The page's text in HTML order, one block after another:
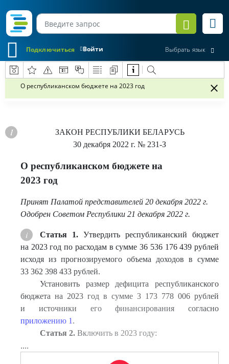
Войти
Подключиться Выбрать язык
О республиканском бюджете на 2023 год
ЗАКОН РЕСПУБЛИКИ БЕЛАРУСЬ
30 декабря 2022 г. № 231-З
О республиканском бюджете на
2023 год
Принят Палатой представителей 20 декабря 2022 г.
Одобрен Советом Республики 21 декабря 2022 г.
Статья 1.Утвердить республиканский бюджет
на 2023 год по расходам в сумме 36 536 176 439 рублей
исходя из прогнозируемого объема доходов в сумме
33 362 398 433 рублей.
Установить размер дефицита республиканского
бюджета на 2023 год в сумме 3 173 778 006 рублей
и источники его финансирования согласно
приложению 1 .
Статья 2.Включить в 2023 году:
....